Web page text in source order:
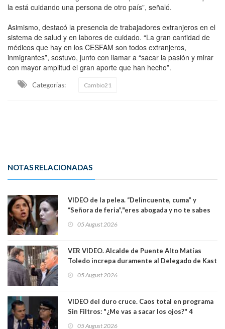
la está cuidando una persona de otro país”, señaló.
Asimismo, destacó la presencia de trabajadores extranjeros en el
sistema de salud y en labores de cuidado. “La gran cantidad de
médicos que hay en los CESFAM son todos extranjeros,
inmigrantes”, sostuvo, junto con llamar a “sacar la pasión y mirar
con mayor amplitud el gran aporte que han hecho”.
Categorias: Cambio21
NOTAS RELACIONADAS
VIDEO de la pelea. “Delincuente, cuma” y
“Señora de feria”,"eres abogada y no te sabes
senadoras Camila Flores y Fabiola Campillai en
05 August 2026
VER VIDEO. Alcalde de Puente Alto Matías
Toledo increpa duramente al Delegado de Kast
delegado nuevamente arrancando"
05 August 2026
VIDEO del duro cruce. Caos total en programa
Sin Filtros: "¿Me vas a sacar los ojos?" 4
05 August 2026